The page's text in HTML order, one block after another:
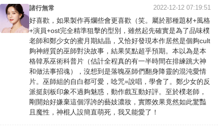
諸行無常 2022-12-12 07:19:51
好喜歡，如果製作再爛些會更喜歡（笑。屬於那種題材+風格
+演員+ost完全精準狙擊的型別，雖然起先確實是為了品味樸
老師和鄭少女的蜜月期結晶，又恰好發現本作居然是個夠cult
夠神經質的巫師對決故事，結果笑點超乎預期。本以為是本
格韓系巫術科普片（估計全程真的有一半時間在排練跳大神
和做法事招魂），沒想到是落魄巫師們翻身降靈的混沌愛情
片。巫師組的自白都可愛，唸咒=說唱，學會了。鄭少女的反
派挺刻板印象不過夠魅惑，動作戲互動好評。至於樸老師，
剛開始好嫌棄這個浮誇的藝妓濃妝，實際效果竟然如此驚豔
且魔性，神棍人設簡直萌死，我又能愛了！